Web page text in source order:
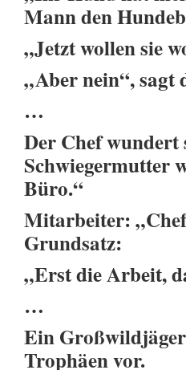
Mann den
„Jetzt wollen sie
„Aber nein“, sagt
…
Der Chef wundert
Schwiegermutter
Büro.“
Mitarbeiter:
Grundsatz:
„Erst die Arbeit,
…
Ein
Trophäen vor.